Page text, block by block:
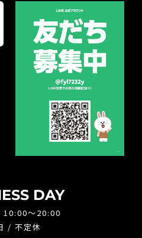
DAY
10:00～20:00
/ 不定休